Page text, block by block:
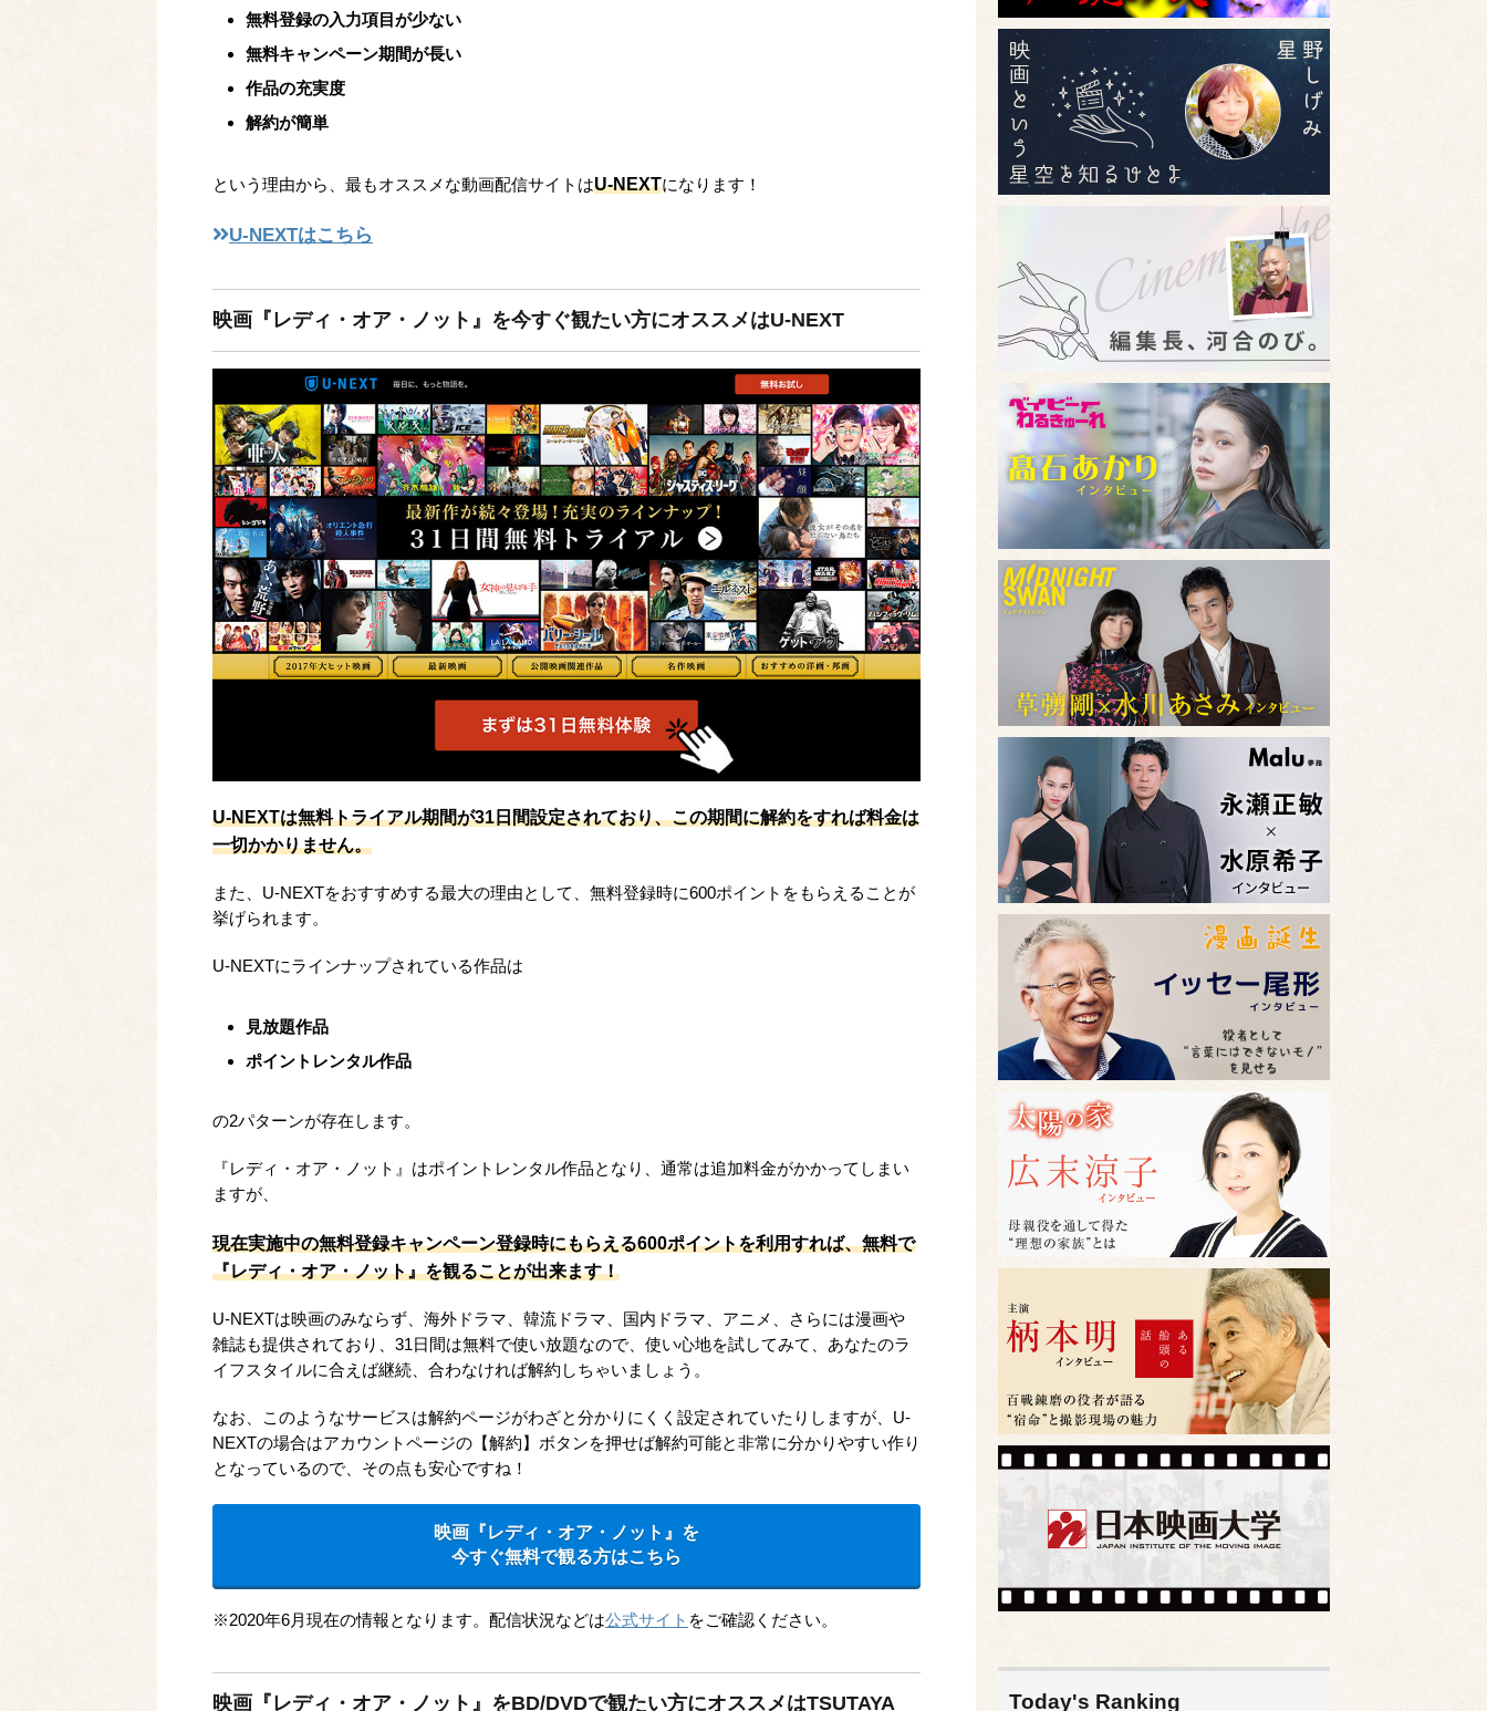
無料登録の入力項目が少ない
無料キャンペーン期間が長い
作品の充実度
解約が簡単
という理由から、最もオススメな動画配信サイトはU-NEXTになります！
U-NEXTはこちら
映画『レディ・オア・ノット』を今すぐ観たい方にオススメはU-NEXT
U-NEXTは無料トライアル期間が31日間設定されており、この期間に解約をすれば料金は
一切かかりません。
また、U-NEXTをおすすめする最大の理由として、無料登録時に600ポイントをもらえることが
挙げられます。
U-NEXTにラインナップされている作品は
見放題作品
ポイントレンタル作品
の2パターンが存在します。
『レディ・オア・ノット』はポイントレンタル作品となり、通常は追加料金がかかってしまい
ますが、
現在実施中の無料登録キャンペーン登録時にもらえる600ポイントを利用すれば、無料で
『レディ・オア・ノット』を観ることが出来ます！
U-NEXTは映画のみならず、海外ドラマ、韓流ドラマ、国内ドラマ、アニメ、さらには漫画や
雑誌も提供されており、31日間は無料で使い放題なので、使い心地を試してみて、あなたのラ
イフスタイルに合えば継続、合わなければ解約しちゃいましょう。
なお、このようなサービスは解約ページがわざと分かりにくく設定されていたりしますが、U-
NEXTの場合はアカウントページの【解約】ボタンを押せば解約可能と非常に分かりやすい作り
となっているので、その点も安心ですね！
映画『レディ・オア・ノット』を
今すぐ無料で観る方はこちら
※2020年6月現在の情報となります。配信状況などは公式サイト をご確認ください。
映画『レディ・オア・ノット』をBD/DVDで観たい方にオススメはTSUTAYA Today's Ranking